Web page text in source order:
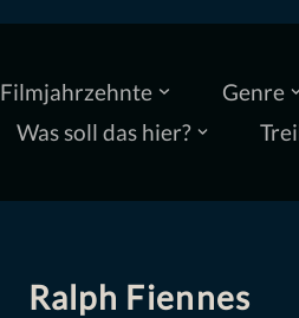
Filmjahrzehnte Genre
Was soll das hier?
Ralph Fiennes